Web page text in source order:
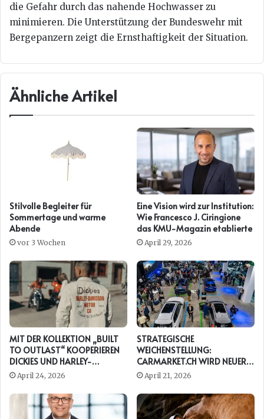
die Gefahr durch das nahende Hochwasser zu
minimieren. Die Unterstützung der Bundeswehr mit
Bergepanzern zeigt die Ernsthaftigkeit der Situation.
Ähnliche Artikel
Stilvolle Begleiter für
Sommertage und warme
Abende
vor 3 Wochen
Eine Vision wird zur Institution:
Wie Francesco J. Ciringione
das KMU-Magazin etablierte
April 29, 2026
MIT DER KOLLEKTION „BUILT
TO OUTLAST“ KOOPERIEREN
DICKIES UND HARLEY-
DAVIDSON ERNEUT
April 24, 2026
STRATEGISCHE
WEICHENSTELLUNG:
CARMARKET.CH WIRD NEUER
PRESENTING PARTNER DER
AUTO ZÜRICH
April 21, 2026